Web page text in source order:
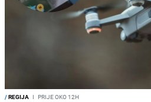
/REGIJA I PRIJE OKO 12H